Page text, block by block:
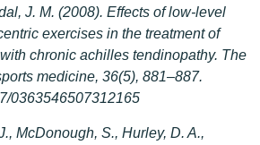
J. M. (2008). Effects of low-level
exercises in the treatment of
chronic achilles tendinopathy. The
medicine, 36(5), 881–887.
0363546507312165
McDonough, S., Hurley, D. A.,